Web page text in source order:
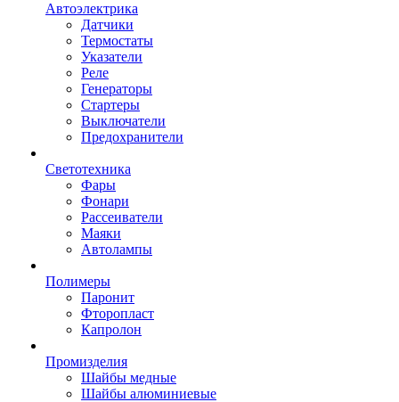
Автоэлектрика
Датчики
Термостаты
Указатели
Реле
Генераторы
Стартеры
Выключатели
Предохранители
Светотехника
Фары
Фонари
Рассеиватели
Маяки
Автолампы
Полимеры
Паронит
Фторопласт
Капролон
Промизделия
Шайбы медные
Шайбы алюминиевые